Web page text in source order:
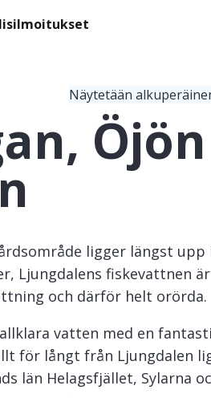
Näytetään
ligger längst upp
Ljungdalens fiskevattnen
och därför helt orörda.
vatten med en
för långt från Ljungdalen
län Helagsfjället, Sylarna